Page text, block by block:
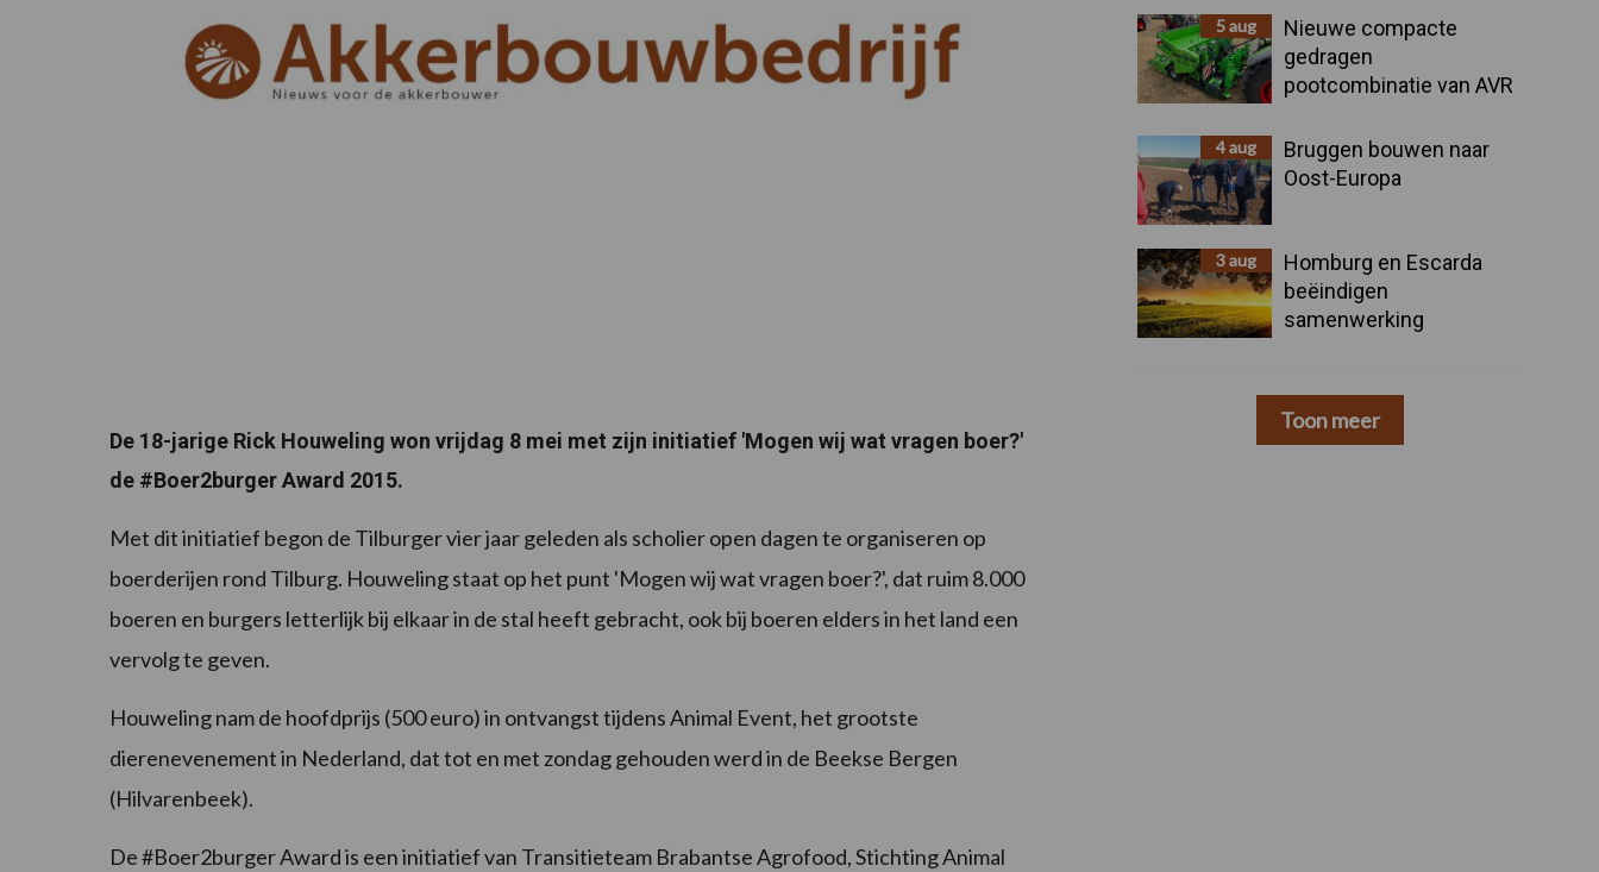
De 18-jarige Rick Houweling won vrijdag 8 mei met zijn initiatief 'Mogen wij wat vragen boer?'
de #Boer2burger Award 2015.
Met dit initiatief begon de Tilburger vier jaar geleden als scholier open dagen te organiseren op
boerderijen rond Tilburg. Houweling staat op het punt 'Mogen wij wat vragen boer?', dat ruim 8.000
boeren en burgers letterlijk bij elkaar in de stal heeft gebracht, ook bij boeren elders in het land een
vervolg te geven.
Houweling nam de hoofdprijs (500 euro) in ontvangst tijdens Animal Event, het grootste
dierenevenement in Nederland, dat tot en met zondag gehouden werd in de Beekse Bergen
(Hilvarenbeek).
De #Boer2burger Award is een initiatief van Transitieteam Brabantse Agrofood, Stichting Animal
5 aug
Nieuwe compacte
gedragen
pootcombinatie van AVR
4 aug
Bruggen bouwen naar
Oost-Europa
3 aug
Homburg en Escarda
beëindigen
samenwerking
Toon meer